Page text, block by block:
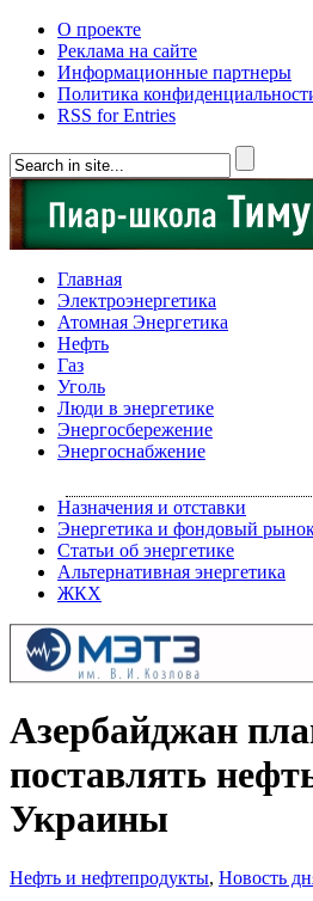
О проекте
Реклама на сайте
Информационные партнеры
Политика
RSS for Entries
Главная
Электроэнергетика
Атомная Энергетика
Нефть
Газ
Уголь
Люди в энергетике
Энергосбережение
Энергоснабжение
Назначения и отставки
Энергетика и фондовый
Статьи об энергетике
Альтернативная энергетика
ЖКХ
Азербайджан
поставлять
Украины
Нефть и нефтепродукты, Новость